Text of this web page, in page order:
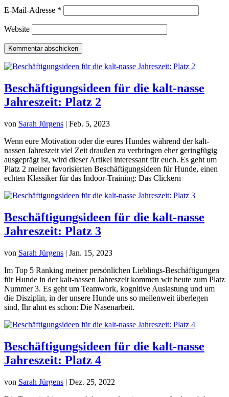
E-Mail-Adresse *
Website
Kommentar abschicken
Beschäftigungsideen für die kalt-nasse
Jahreszeit: Platz 2
von Sarah Jürgens | Feb. 5, 2023
Wenn eure Motivation oder die eures Hundes während der kalt-
nassen Jahreszeit viel Zeit draußen zu verbringen eher geringfügig
ausgeprägt ist, wird dieser Artikel interessant für euch. Es geht um
Platz 2 meiner favorisierten Beschäftigungsideen für Hunde, einen
echten Klassiker für das Indoor-Training: Das Clickern
Beschäftigungsideen für die kalt-nasse
Jahreszeit: Platz 3
von Sarah Jürgens | Jan. 15, 2023
Im Top 5 Ranking meiner persönlichen Lieblings-Beschäftigungen
für Hunde in der kalt-nassen Jahreszeit kommen wir heute zum Platz
Nummer 3. Es geht um Teamwork, kognitive Auslastung und um
die Disziplin, in der unsere Hunde uns so meilenweit überlegen
sind. Ihr ahnt es schon: Die Nasenarbeit.
Beschäftigungsideen für die kalt-nasse
Jahreszeit: Platz 4
von Sarah Jürgens | Dez. 25, 2022